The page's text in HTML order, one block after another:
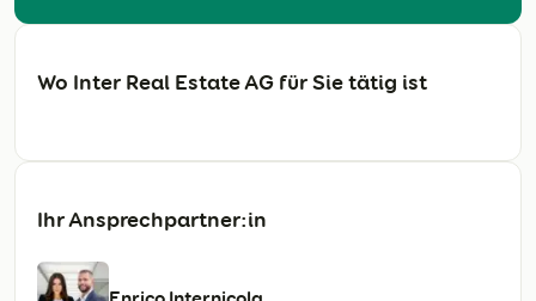
Wo Inter Real Estate AG für Sie tätig ist
Ihr Ansprechpartner:in